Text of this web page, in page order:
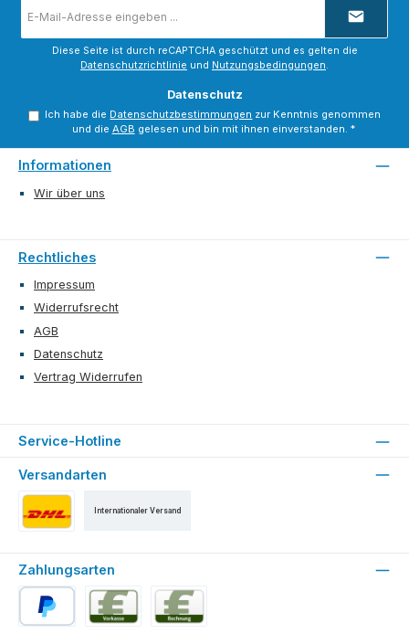
Mail-
Diese Seite ist durch reCAPTCHA geschützt und es gelten die
Datenschutzrichtlinie und Nutzungsbedingungen.
Datenschutz
Ich habe die Datenschutzbestimmungen zur Kenntnis genommen
und die AGB gelesen und bin mit ihnen einverstanden. *
Informationen
Wir über uns
Rechtliches
Impressum
Widerrufsrecht
AGB
Datenschutz
Vertrag Widerrufen
Service-Hotline
Versandarten
Internationaler Versand
Zahlungsarten